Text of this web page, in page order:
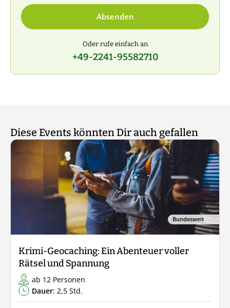
Absenden
Oder rufe einfach an
+49-2241-95582710
Diese Events könnten Dir auch gefallen
Bundesweit
Krimi-Geocaching: Ein Abenteuer voller
Rätsel und Spannung
ab 12 Personen
Dauer: 2,5 Std.